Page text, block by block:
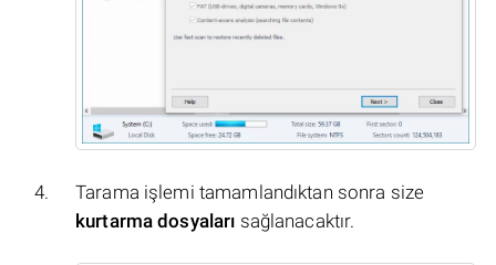
Tarama işlemi tamamlandıktan sonra size
kurtarma dosyaları sağlanacaktır.